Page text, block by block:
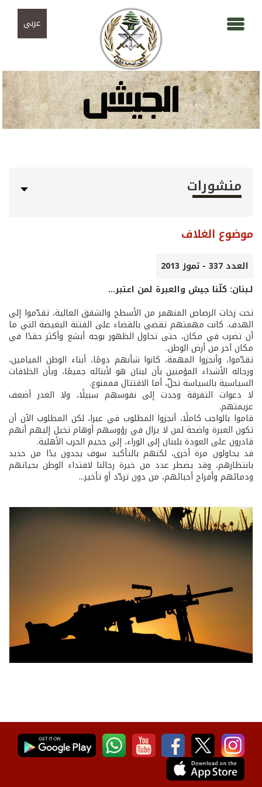
عربي
منشورات
موضوع الغلاف
العدد 337 - تموز 2013
لـبنان: كلّنا جيش والعبرة لمن اعتبر...
تحت زخات الرصاص المنهمر من الأسطح والشقق العالية، تقدّموا إلى
الهدف. كانت مهمتهم تقضي بالقضاء على الفتنة البغيضة التي ما
أن تضرب في مكان، حتى تحاول الظهور بوجه أبشع وأكثر حقدًا في
مكان آخر من أرض الوطن.
تقدّموا، وأنجزوا المهمة، كانوا شأنهم دومًا، أبناء الوطن الميامين،
ورجاله الأشداء المؤمنين بأن لبنان هو لأبنائه جميعًا، وبأن الخلافات
السياسية بالسياسة تحلّ، أما الاقتتال فممنوع.
لا دعوات التفرقة وجدت إلى نفوسهم سبيلًا، ولا الغدر أضعف
عزيمتهم.
قاموا بالواجب كاملًا، أنجزوا المطلوب في عبرا، لكن المطلوب الآن أن
تكون العبرة واضحة لمن لا يزال في رؤوسهم أوهام تخيل إليهم أنهم
قادرون على العودة بلبنان إلى الوراء، إلى جحيم الحرب الأهلية.
قد يحاولون مرة أخرى، لكنهم بالتأكيد سوف يجدون يدًا من حديد
بانتظارهم، وقد يضطر عدد من خيرة رجالنا لافتداء الوطن بحياتهم
ودمائهم وأفراح أحبائهم، من دون تردّد أو تأخير...